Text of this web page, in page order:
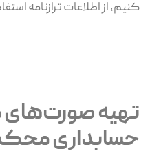
کنیم، از اطلاعات ترازنامه
تهیه صورت‌های
حسابداری